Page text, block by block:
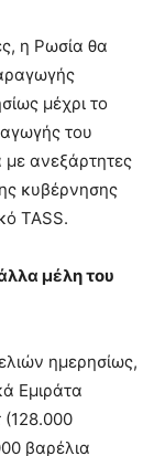
η Ρωσία θα
μέχρι το
του
ανεξάρτητες
κυβέρνησης
TASS.
μέλη του
ημερησίως,
Εμιράτα
(128.000
βαρέλια